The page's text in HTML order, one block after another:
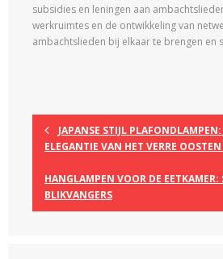
subsidies en leningen aan
werkruimtes en de ontwikkeling van
ambachtslieden bij elkaar te brengen en
JAPANSE STIJL
ELEGANTIE VAN HET VERRE
HANGLAMPEN VOOR DE EETKAMER:
BLIKVANGERS